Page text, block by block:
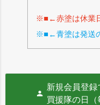
※■←赤塗は休業
※■←青塗は発送
新規会員登
買援隊の日